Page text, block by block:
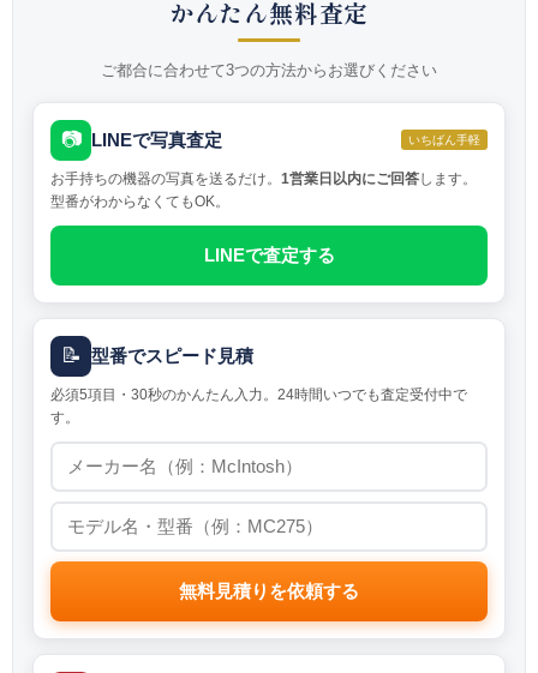
かんたん無料査定
ご都合に合わせて3つの方法からお選びください
📷 LINEで写真査定 いちばん手軽
お手持ちの機器の写真を送るだけ。 1営業日以内にご回答します。
型番がわからなくてもOK。
LINEで査定する
📝 型番でスピード見積
必須5項目・30秒のかんたん入力。24時間いつでも査定受付中で
す。
無料見積りを依頼する